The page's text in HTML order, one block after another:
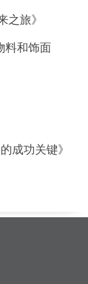
旅》
料和饰面
成功关键》